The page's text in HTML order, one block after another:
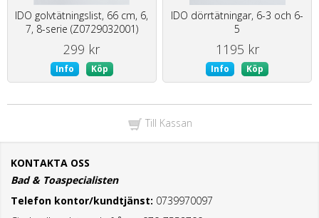
IDO golvtätningslist, 66 cm, 6,
7, 8-serie (Z0729032001)
299 kr
Info Köp
IDO dörrtätningar, 6-3 och 6-
5
1195 kr
Info Köp
Till Kassan
KONTAKTA OSS
Bad & Toaspecialisten
Telefon kontor/kundtjänst: 0739970097